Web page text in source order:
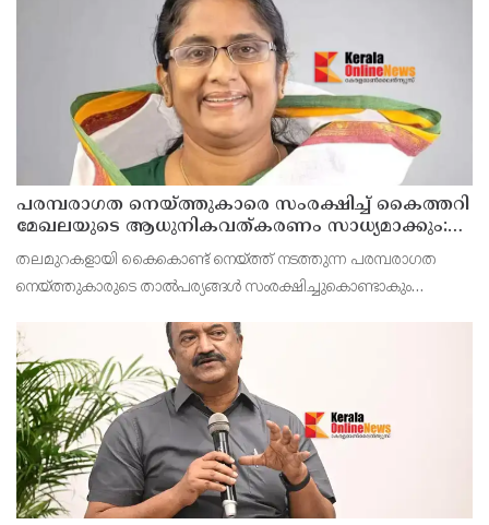
പരമ്പരാഗത നെയ്ത്തുകാരെ സംരക്ഷിച്ച് കൈത്തറി
മേഖലയുടെ ആധുനികവത്കരണം സാധ്യമാക്കും:
ഡെപ്യൂട്ടി സ്പീക്കർ ഷാനിമോൾ ഉസ്മാൻ
തലമുറകളായി കൈകൊണ്ട് നെയ്ത്ത് നടത്തുന്ന പരമ്പരാഗത
നെയ്ത്തുകാരുടെ താൽപര്യങ്ങൾ സംരക്ഷിച്ചുകൊണ്ടാകും
ഉസ്മാൻ പറഞ്ഞു.